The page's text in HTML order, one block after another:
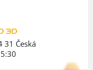
31 Česká